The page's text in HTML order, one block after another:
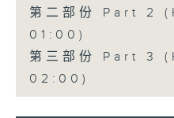
第二部份 Part 2
01:00)
第三部份 Part 3
02:00)